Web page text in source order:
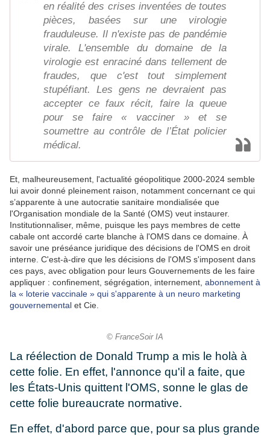
en réalité des crises inventées de toutes
pièces, basées sur une virologie
frauduleuse. Il n'existe pas de pandémie
virale. L'ensemble du domaine de la
virologie est enraciné dans tellement de
fraudes, que c'est tout simplement
stupéfiant. Les gens ne devraient pas
accepter ce faux récit, faire la queue
pour se faire « vacciner » et se
soumettre au contrôle de l’État policier
médical.
Et, malheureusement, l'actualité géopolitique 2000-2024 semble
lui avoir donné pleinement raison, notamment concernant ce qui
s’apparente à une autocratie sanitaire mondialisée que
l'Organisation mondiale de la Santé (OMS) veut instaurer.
Institutionnaliser, même, puisque les pays membres de cette
cabale ont accordé carte blanche à l'OMS dans ce domaine. À
savoir une préséance juridique des décisions de l'OMS en droit
interne. C'est-à-dire que les décisions de l'OMS s'imposent dans
ces pays, avec obligation pour leurs Gouvernements de les faire
appliquer : confinement, ségrégation, internement, abonnement à
la « loterie vaccinale » qui s'apparente à un neuro marketing
gouvernemental et Cie.
© FranceSoir IA
La réélection de Donald Trump a mis le holà à
cette folie. En effet, l'annonce qu'il a faite, que
les États-Unis quittent l'OMS, sonne le glas de
cette folie bureaucrate normative.
En effet, d'abord parce que, pour sa plus grande